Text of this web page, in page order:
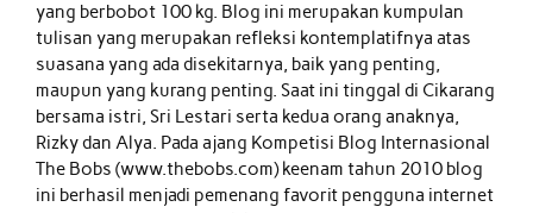
yang berbobot 100 kg. Blog ini merupakan kumpulan
tulisan yang merupakan refleksi kontemplatifnya atas
suasana yang ada disekitarnya, baik yang penting,
maupun yang kurang penting. Saat ini tinggal di Cikarang
bersama istri, Sri Lestari serta kedua orang anaknya,
Rizky dan Alya. Pada ajang Kompetisi Blog Internasional
The Bobs (www.thebobs.com) keenam tahun 2010 blog
ini berhasil menjadi pemenang favorit pengguna internet